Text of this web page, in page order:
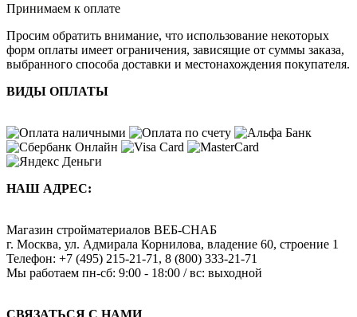
Принимаем к оплате
Просим обратить внимание, что использование некоторых
форм оплаты имеет ограничения, зависящие от суммы заказа,
выбранного способа доставки и местонахождения покупателя.
ВИДЫ ОПЛАТЫ
НАШ АДРЕС:
Магазин стройматериалов ВЕБ-СНАБ
г. Москва, ул. Адмирала Корнилова, владение 60, строение 1
Телефон: +7 (495) 215-21-71 , 8 (800) 333-21-71
Мы работаем пн-сб: 9:00 - 18:00 / вс: выходной
СВЯЗАТЬСЯ С НАМИ